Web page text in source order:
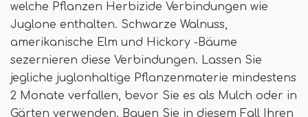
welche Pflanzen Herbizide Verbindungen wie
Juglone enthalten. Schwarze Walnuss,
amerikanische Elm und Hickory -Bäume
sezernieren diese Verbindungen. Lassen Sie
jegliche juglonhaltige Pflanzenmaterie mindestens
2 Monate verfallen, bevor Sie es als Mulch oder in
Gärten verwenden. Bauen Sie in diesem Fall Ihren